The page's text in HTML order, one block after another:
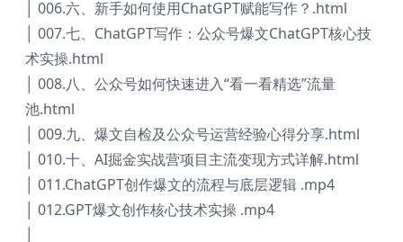
│ 006.六、新手如何使用ChatGPT赋能写作？.html
│ 007.七、ChatGPT写作：公众号爆文ChatGPT核心技
术实操.html
│ 008.八、公众号如何快速进入“看一看精选”流量
池.html
│ 009.九、爆文自检及公众号运营经验心得分享.html
│ 010.十、AI掘金实战营项目主流变现方式详解.html
│ 011.ChatGPT创作爆文的流程与底层逻辑 .mp4
│ 012.GPT爆文创作核心技术实操 .mp4